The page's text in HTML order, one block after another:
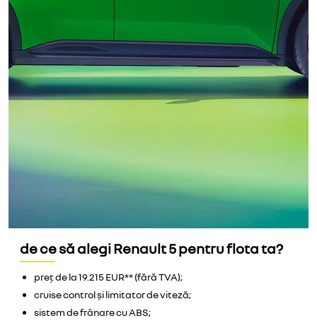
de ce să alegi Renault 5 pentru flota ta?
preț de la 19.215 EUR** (fără TVA);
cruise control și limitator de viteză;
sistem de frânare cu ABS;